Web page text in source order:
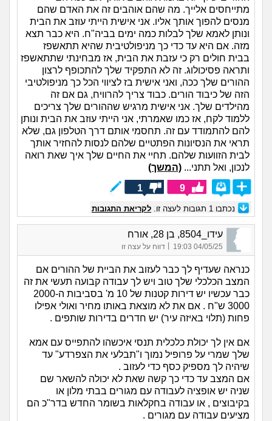
מתייחסים אלייך. מה שהם אוהבים זה את האדם שהם
מנסים להפוך אותך אליו. אני אישית הייתי עוזב את הבית
ונותן לאמא שלך לבלות כמה ימים בביה"ח. היא כבר תצא
מזה. אם היא עד כדי כך מניפולטיבית שהיא תתאשפז
בבית חולים רק כי עזבת את הבית, אז מבחינתי שתתאשפז
ותראה פסיכולוג. זה לא התפקיד שלך להתכופף לרצון
ההורים שלך ככה, ואני אישית בז לציווי הכל כך מניפולטיבי
הזה של כיבוד הורים. כבוד צריך להרוויח, גם אם זה
מהילדים שלך. אני אישית מרגיש שההורים שלך צריכים
ללמוד לקח, אז כמו שאמרתי, אני הייתי עוזב את הבית ונותן
להם להתמודד עם זה. תחסמי אותם דרך הטלפון גם, שלא
תראי את הנסיונות הפתטיים שלהם לנסות להחזיר אותך
לבית הזוועות שלהם. תחיי את החיים שלך איך שאת רואה
לנכון, ואל תתני... (המשך)
9
1
נכתבו 1 תגובות לעצה זו. לקריאת התגובות
עידו_8504, בן 28, אורח
04/05/25 19:03
| דווח על עצה זו
כנראה שעדיף לך כבר לעזוב את הביית של ההורים אם
המצב הכלכלי שלך טוב ויש לך עבודה קבועה תעשי את זה
כבר עכשיו יש דירות קטנות של 10 מ' בסביבות ה2000-
3000 ש"ח . אם את לא מוצאת באותו מחיר ואולי אפילו
פחות (תלוי באיזה עיר) יש חדרים בדירות שותפים .
אם אין לך יכולת כלכלית תנסי איכשהו להתפייס עם אמא
שלך שמרי על פרופיל נמוך ו"תבלעי את הצפרדע" עד
שיהיה לך מספיק כסף כדי לעזוב .
אם המצב עד כדי כך קשה שאת לא יכולה להשאר שם
שניה יש אופציה לעבודה עם מגורים בבתי מלון או
בקיבוצים , או עבודה בחקלאות בשומר החדש בדר"כ הם
מציעים עבודה עם מגורים .